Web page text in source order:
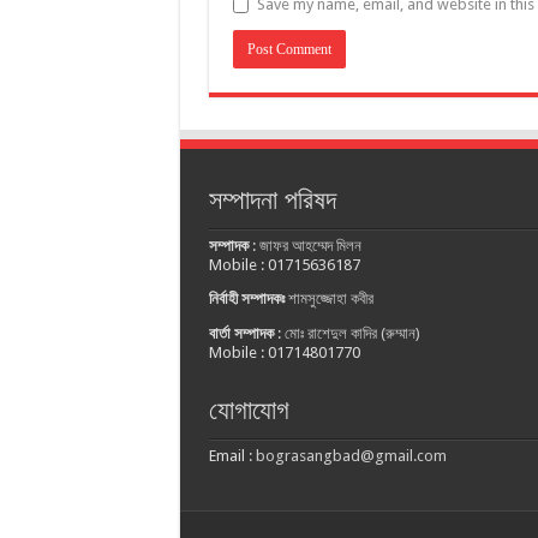
Save my name, email, and website in
সম্পাদনা পরিষদ
সম্পাদক: জাফর আহম্মেদ মিলন
Mobile : 01715636187
নির্বাহী সম্পাদকঃশামসুজ্জোহা কবীর
বার্তা সম্পাদক: মোঃ রাশেদুল কাদির (রুম্মান)
Mobile : 01714801770
যোগাযোগ
Email : bograsangbad@gmail.com